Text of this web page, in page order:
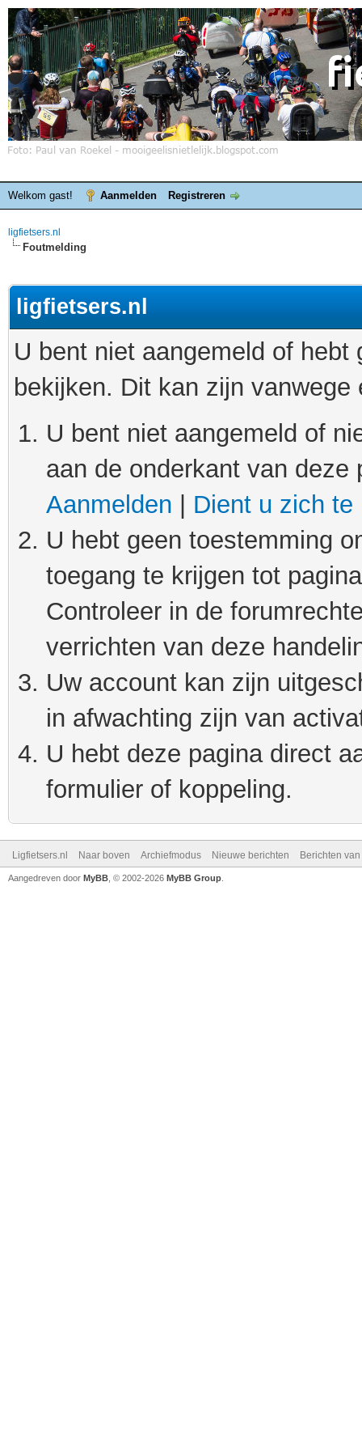
Welkom gast! Aanmelden Registreren
ligfietsers.nl
Foutmelding
ligfietsers.nl
U bent niet aangemeld of
bekijken. Dit kan zijn
U bent niet aangemeld of
aan de onderkant van
Aanmelden
Dient u zich te
U hebt geen toestemming
toegang te krijgen tot
Controleer in de
verrichten van deze
Uw account kan zijn
in afwachting zijn van
U hebt deze pagina direct
formulier of koppeling.
Ligfietsers.nl Naar boven Archiefmodus Nieuwe berichten Berichten
Aangedreven door MyBB , © 2002-2026 MyBB Group